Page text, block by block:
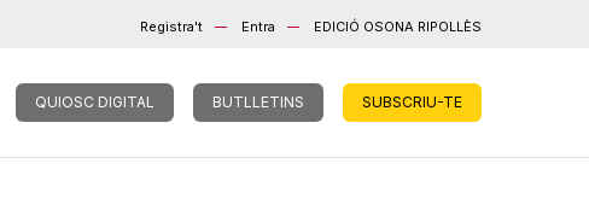
Registra't Entra EDICIÓ OSONA RIPOLLÈS
QUIOSC DIGITAL BUTLLETINS SUBSCRIU-TE